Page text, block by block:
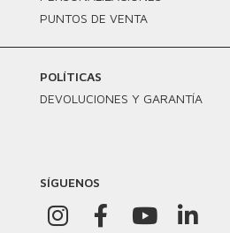
PUNTOS DE VENTA
POLÍTICAS
DEVOLUCIONES Y GARANTÍA
SÍGUENOS